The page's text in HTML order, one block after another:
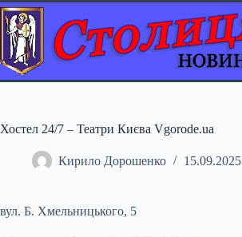
Перейти
до
вмісту
Хостел 24/7 – Театри Києва Vgorode.ua
Кирило Дорошенко 15.09.2025
вул. Б. Хмельницького, 5